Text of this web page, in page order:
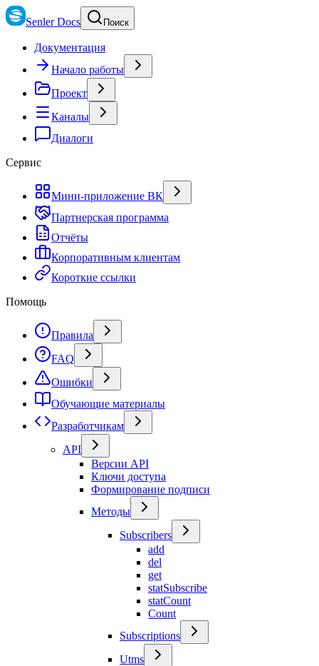
Senler Docs Поиск
Документация
Начало работы
Проект
Каналы
Диалоги
Сервис
Мини-приложение ВК
Партнерская программа
Отчёты
Корпоративным клиентам
Короткие ссылки
Помощь
Правила
FAQ
Ошибки
Обучающие материалы
Разработчикам
API
Версии API
Ключи доступа
Формирование подписи
Методы
Subscribers
add
del
get
statSubscribe
statCount
Count
Subscriptions
Utms